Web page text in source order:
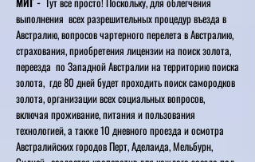
выполнения всех разрешительных процедур въезда в
Австралию, вопросов чартерного перелета в Австралию,
страхования, приобретения лицензии на поиск золота,
переезда по Западной Австралии на территорию поиска
золота, где 80 дней будет проходить поиск самородков
золота, организации всех социальных вопросов,
включая проживание, питания и пользования
технологией, а также 10 дневного проезда и осмотра
Австралийских городов Перт, Аделаида, Мельбурн,